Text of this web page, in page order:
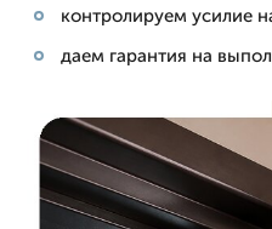
контролируем усилие
даем гарантия на